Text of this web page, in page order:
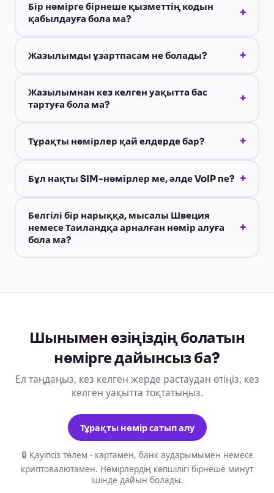
Бір нөмірге бірнеше қызметтің кодын
қабылдауға бола ма?
+
Жазылымды ұзартпасам не болады? +
Жазылымнан кез келген уақытта бас
тартуға бола ма?
+
Тұрақты нөмірлер қай елдерде бар? +
Бұл нақты SIM-нөмірлер ме, әлде VoIP пе? +
Белгілі бір нарыққа, мысалы Швеция
немесе Таиландқа арналған нөмір алуға
бола ма?
+
Шынымен өзіңіздің болатын
нөмірге дайынсыз ба?
Ел таңдаңыз, кез келген жерде растаудан өтіңіз, кез
келген уақытта тоқтатыңыз.
Тұрақты нөмір сатып алу
🔒 Қауіпсіз төлем - картамен, банк аударымымен немесе
криптовалютамен. Нөмірлердің көпшілігі бірнеше минут
ішінде дайын болады.